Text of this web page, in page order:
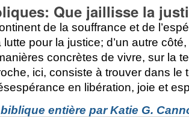
Que jaillisse la
de la souffrance et de
lutte pour la justice; d’un autre
concrètes de vivre, sur la
ici, consiste à trouver dans
en libération, joie et
entière par Katie G.